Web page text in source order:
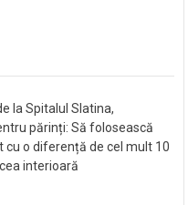
la Spitalul Slatina,
părinți: Să folosească
cu o diferență de cel mult 10
interioară